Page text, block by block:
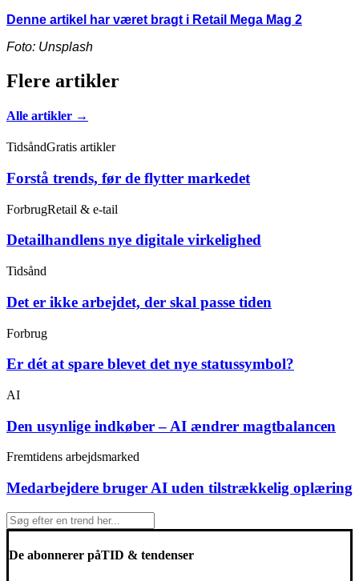
Denne artikel har været bragt i Retail Mega Mag 2
Foto: Unsplash
Flere artikler
Alle artikler →
TidsåndGratis artikler
Forstå trends, før de flytter markedet
ForbrugRetail & e-tail
Detailhandlens nye digitale virkelighed
Tidsånd
Det er ikke arbejdet, der skal passe tiden
Forbrug
Er dét at spare blevet det nye statussymbol?
AI
Den usynlige indkøber – AI ændrer magtbalancen
Fremtidens arbejdsmarked
Medarbejdere bruger AI uden tilstrækkelig oplæring
De abonnerer påTID & tendenser